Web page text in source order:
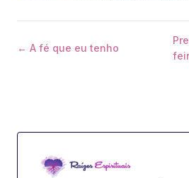
← A fé que eu tenho